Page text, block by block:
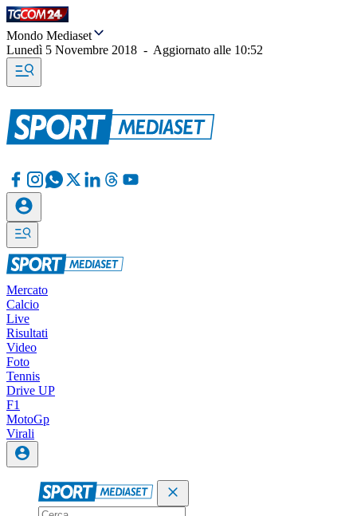
Mondo Mediaset
Lunedì 5 Novembre 2018 - Aggiornato alle 10:52
Mercato
Calcio
Live
Risultati
Video
Foto
Tennis
Drive UP
F1
MotoGp
Virali